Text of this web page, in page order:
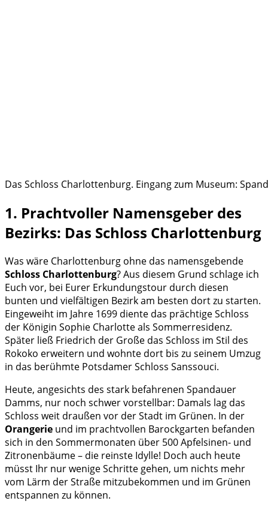
Das Schloss Charlottenburg. Eingang zum Museum:
1. Prachtvoller Namensgeber des
Bezirks: Das Schloss Charlottenburg
Was wäre Charlottenburg ohne das namensgebende
Schloss Charlottenburg? Aus diesem Grund schlage ich
Euch vor, bei Eurer Erkundungstour durch diesen
bunten und vielfältigen Bezirk am besten dort zu starten.
Eingeweiht im Jahre 1699 diente das prächtige Schloss
der Königin Sophie Charlotte als Sommerresidenz.
Später ließ Friedrich der Große das Schloss im Stil des
Rokoko erweitern und wohnte dort bis zu seinem Umzug
in das berühmte Potsdamer Schloss Sanssouci.
Heute, angesichts des stark befahrenen Spandauer
Damms, nur noch schwer vorstellbar: Damals lag das
Schloss weit draußen vor der Stadt im Grünen. In der
Orangerie und im prachtvollen Barockgarten befanden
sich in den Sommermonaten über 500 Apfelsinen- und
Zitronenbäume – die reinste Idylle! Doch auch heute
müsst Ihr nur wenige Schritte gehen, um nichts mehr
vom Lärm der Straße mitzubekommen und im Grünen
entspannen zu können.